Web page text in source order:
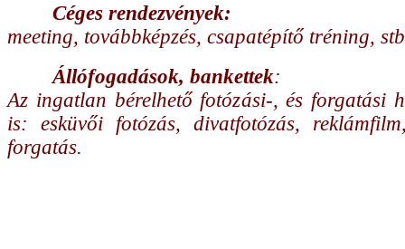
Céges rendezvények:
meeting, továbbképzés, csapatépítő tréning,
Állófogadások, bankettek:
Az ingatlan bérelhető fotózási-, és forgatási
is: esküvői fotózás, divatfotózás,
forgatás.